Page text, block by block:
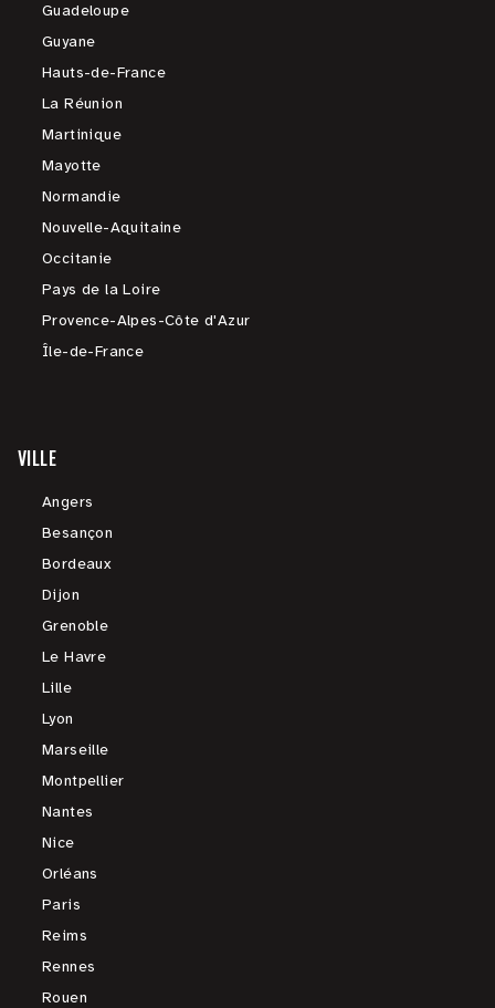
Guadeloupe
Guyane
Hauts-de-France
La Réunion
Martinique
Mayotte
Normandie
Nouvelle-Aquitaine
Occitanie
Pays de la Loire
Provence-Alpes-Côte d'Azur
Île-de-France
VILLE
Angers
Besançon
Bordeaux
Dijon
Grenoble
Le Havre
Lille
Lyon
Marseille
Montpellier
Nantes
Nice
Orléans
Paris
Reims
Rennes
Rouen